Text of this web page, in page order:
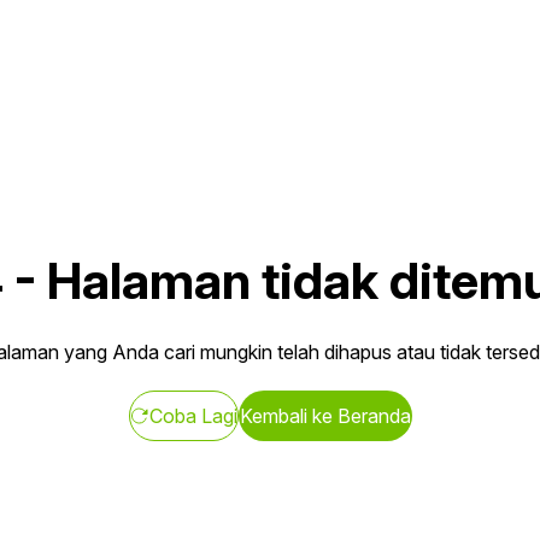
- Halaman tidak
yang Anda cari mungkin telah dihapus atau tidak
Coba LagiKembali ke Beranda